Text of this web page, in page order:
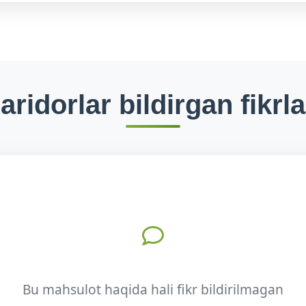
bildirgan
Bu mahsulot haqida hali fikr bildirilmagan